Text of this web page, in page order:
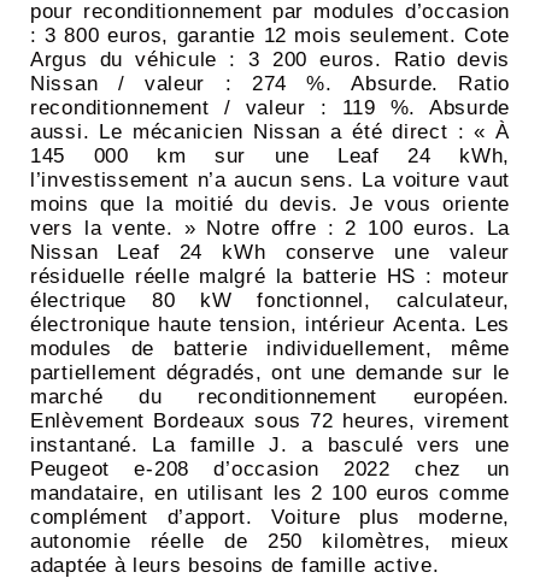
pour reconditionnement par modules d’occasion
: 3 800 euros, garantie 12 mois seulement. Cote
Argus du véhicule : 3 200 euros. Ratio devis
Nissan / valeur : 274 %. Absurde. Ratio
reconditionnement / valeur : 119 %. Absurde
aussi. Le mécanicien Nissan a été direct : « À
145 000 km sur une Leaf 24 kWh,
l’investissement n’a aucun sens. La voiture vaut
moins que la moitié du devis. Je vous oriente
vers la vente. » Notre offre : 2 100 euros. La
Nissan Leaf 24 kWh conserve une valeur
résiduelle réelle malgré la batterie HS : moteur
électrique 80 kW fonctionnel, calculateur,
électronique haute tension, intérieur Acenta. Les
modules de batterie individuellement, même
partiellement dégradés, ont une demande sur le
marché du reconditionnement européen.
Enlèvement Bordeaux sous 72 heures, virement
instantané. La famille J. a basculé vers une
Peugeot e-208 d’occasion 2022 chez un
mandataire, en utilisant les 2 100 euros comme
complément d’apport. Voiture plus moderne,
autonomie réelle de 250 kilomètres, mieux
adaptée à leurs besoins de famille active.